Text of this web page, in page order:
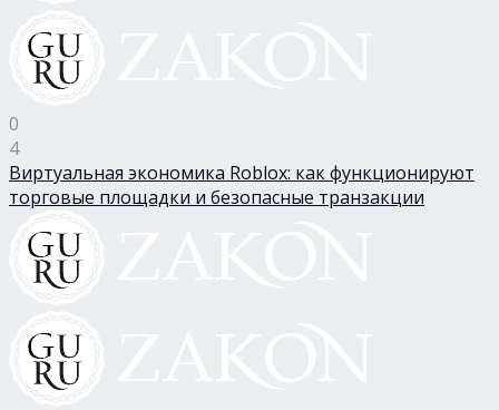
0
4
Виртуальная экономика Roblox: как функционируют
торговые площадки и безопасные транзакции